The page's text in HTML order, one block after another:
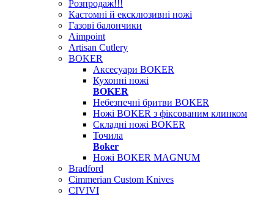
Розпродаж!!!
Кастомні й ексклюзивні ножі
Газові балончики
Aimpoint
Artisan Cutlery
BOKER
Аксесуари BOKER
Кухонні ножі
BOKER
Небезпечні бритви BOKER
Ножі BOKER з фіксованим клинком
Складні ножі BOKER
Точила
Boker
Ножі BOKER MAGNUM
Bradford
Cimmerian Custom Knives
CIVIVI